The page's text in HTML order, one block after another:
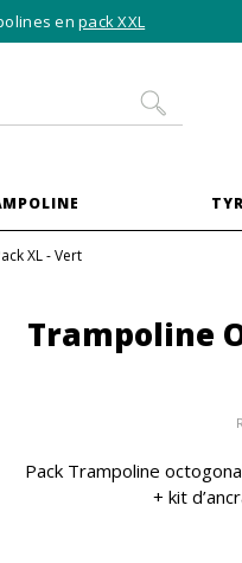
enpack XXL
XL - Vert
Trampoline
Pack Trampoline
+ kit